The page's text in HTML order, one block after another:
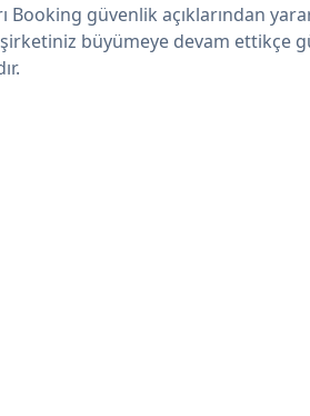
Booking güvenlik açıklarından
büyümeye devam ettikçe